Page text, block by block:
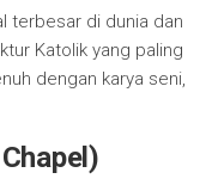
terbesar di dunia dan
Katolik yang paling
dengan karya seni,